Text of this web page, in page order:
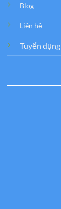
Blog
Liên hệ
Tuyển dụng